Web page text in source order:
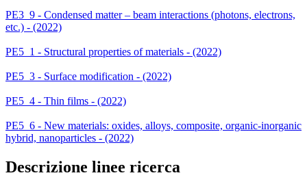
PE3_9 - Condensed matter – beam interactions (photons, electrons,
etc.) - (2022)
PE5_1 - Structural properties of materials - (2022)
PE5_3 - Surface modification - (2022)
PE5_4 - Thin films - (2022)
PE5_6 - New materials: oxides, alloys, composite, organic-inorganic
hybrid, nanoparticles - (2022)
Descrizione linee ricerca